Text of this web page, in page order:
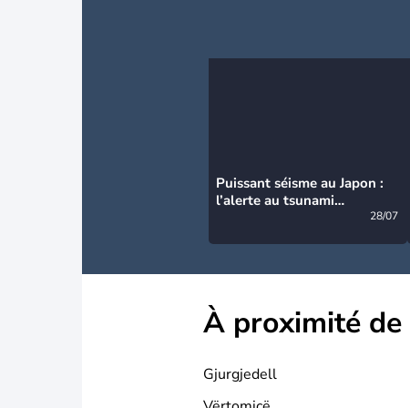
Puissant séisme au Japon :
l’alerte au tsunami
28/07
À proximité de
Gjurgjedell